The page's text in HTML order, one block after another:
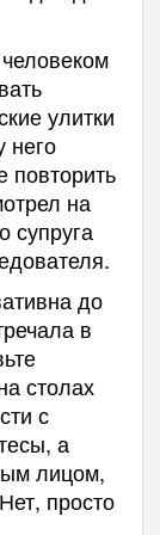
улитки
него
повторить
на
супруга
до
в
столах
с
а
лицом,
просто